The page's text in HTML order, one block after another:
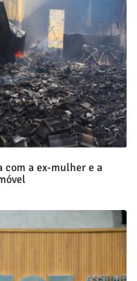
com a ex-mulher e a